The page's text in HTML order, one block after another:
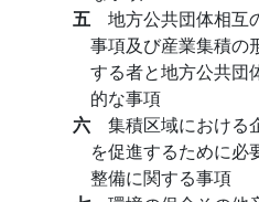
五 地方公共団体相互
事項及び産業集積の
する者と地方公共団
的な事項
六 集積区域における
を促進するために必
整備に関する事項